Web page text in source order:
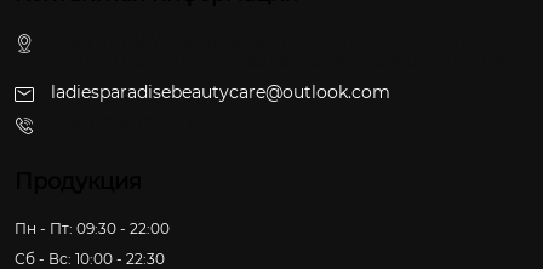
ladiesparadisebeautycare@outlook.com
Пн - Пт: 09:30 - 22:00
Сб - Вс: 10:00 - 22:30